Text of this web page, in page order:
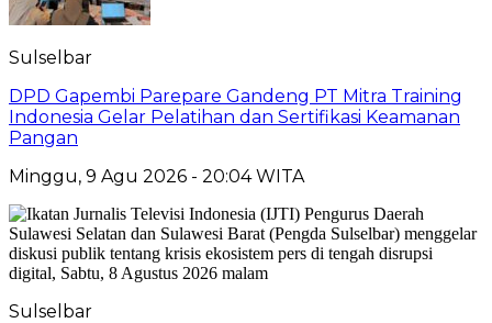
Sulselbar
DPD Gapembi Parepare Gandeng PT Mitra Training
Indonesia Gelar Pelatihan dan Sertifikasi Keamanan
Pangan
Minggu, 9 Agu 2026 - 20:04 WITA
Sulselbar